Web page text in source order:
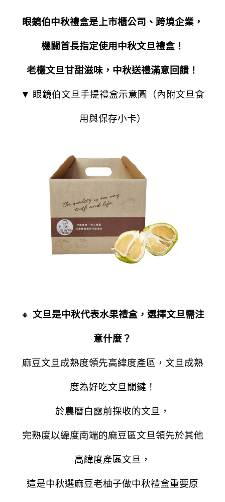
眼鏡伯中秋禮盒是上市櫃公司、跨境企業，
機關首長指定使用中秋文旦禮盒！
老欉文旦甘甜滋味，中秋送禮滿意回饋！
▼ 眼鏡伯文旦手提禮盒示意圖（內附文旦食
用與保存小卡）
🔸 文旦是中秋代表水果禮盒，選擇文旦需注
意什麼？
麻豆文旦成熟度領先高緯度產區， 文旦成熟
度為好吃文旦關鍵！
於農曆白露前採收的文旦，
完熟度以緯度南端的麻豆區文旦領先於其他
高緯度產區文旦，
這是中秋選麻豆老柚子做中秋禮盒重要原